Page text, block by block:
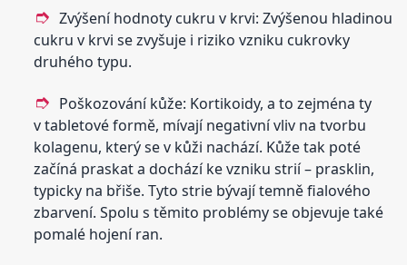
Zvýšení hodnoty cukru v krvi: Zvýšenou hladinou
cukru v krvi se zvyšuje i riziko vzniku cukrovky
druhého typu.
Poškozování kůže: Kortikoidy, a to zejména ty
v tabletové formě, mívají negativní vliv na tvorbu
kolagenu, který se v kůži nachází. Kůže tak poté
začíná praskat a dochází ke vzniku strií – prasklin,
typicky na břiše. Tyto strie bývají temně fialového
zbarvení. Spolu s těmito problémy se objevuje také
pomalé hojení ran.